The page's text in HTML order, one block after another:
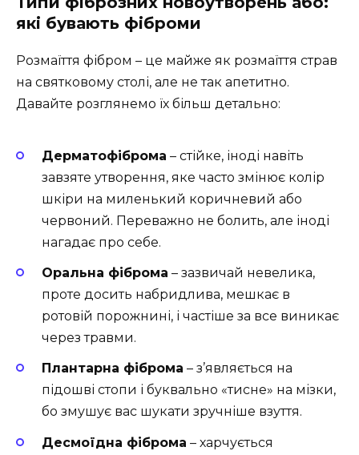
які бувають фіброми
Розмаїття фібром – це майже як розмаїття страв
на святковому столі, але не так апетитно.
Давайте розглянемо їх більш детально:
Дерматофіброма – стійке, іноді навіть
завзяте утворення, яке часто змінює колір
шкіри на миленький коричневий або
червоний. Переважно не болить, але іноді
нагадає про себе.
Оральна фіброма – зазвичай невелика,
проте досить набридлива, мешкає в
ротовій порожнині, і частіше за все виникає
через травми.
Плантарна фіброма – з’являється на
підошві стопи і буквально «тисне» на мізки,
бо змушує вас шукати зручніше взуття.
Десмоїдна фіброма – харчується